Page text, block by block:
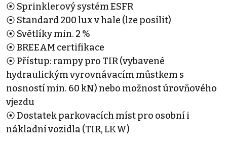
⦿ Sprinklerový systém ESFR
⦿ Standard 200 lux v hale (lze posílit)
⦿ Světlíky min. 2 %
⦿ BREEAM certifikace
⦿ Přístup: rampy pro TIR (vybavené
hydraulickým vyrovnávacím můstkem s
nosností min. 60 kN) nebo možnost úrovňového
vjezdu
⦿ Dostatek parkovacích míst pro osobní i
nákladní vozidla (TIR, LKW)